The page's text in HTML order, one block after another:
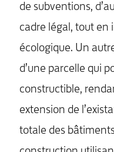
de subventions,
cadre légal, tout
écologique. Un
d’une parcelle qui
constructible,
extension de
totale des